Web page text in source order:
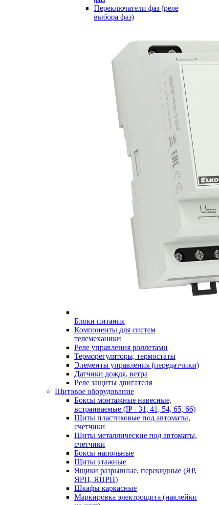
Переключатели фаз (реле
выбора фаз)
Блоки питания
Компоненты для систем
телемеханики
Реле управления роллетами
Терморегуляторы, термостаты
Элементы управления (передатчики)
Датчики дождя, ветра
Реле защиты двигателя
Щитовое оборудование
Боксы монтажные навесные,
встраиваемые (IP - 31, 41, 54, 65, 66)
Щиты пластиковые под автоматы,
счетчики
Щиты металлические под автоматы,
счетчики
Боксы напольные
Щиты этажные
Ящики разрывные, перекидные (ЯР,
ЯРП, ЯПРП)
Шкафы каркасные
Маркировка электрощита (наклейки